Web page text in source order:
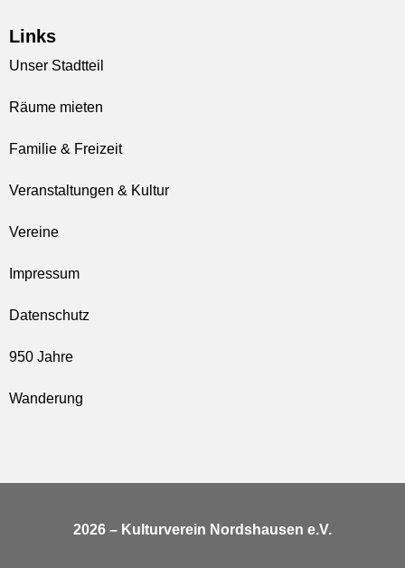
Links
Unser Stadtteil
Räume mieten
Familie & Freizeit
Veranstaltungen & Kultur
Vereine
Impressum
Datenschutz
950 Jahre
Wanderung
2026 – Kulturverein Nordshausen e.V.